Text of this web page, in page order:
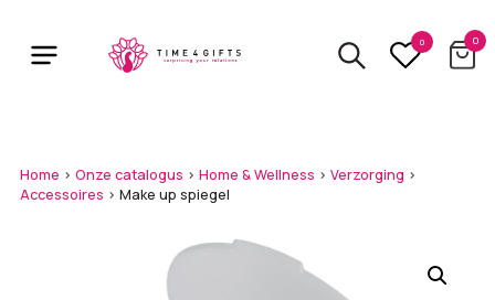
main
0 0
Home > Onze catalogus > Home & Wellness > Verzorging >
Accessoires > Make up spiegel